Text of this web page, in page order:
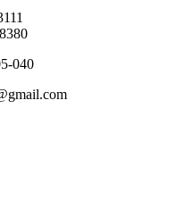
040